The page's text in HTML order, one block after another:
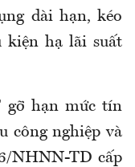
dài hạn, kéo
kiện hạ lãi suất
gỡ hạn mức tín
công nghiệp và
NHNN-TD cấp